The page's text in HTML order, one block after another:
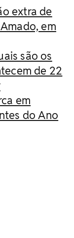
extra de
em
são os
de 22
em
do Ano